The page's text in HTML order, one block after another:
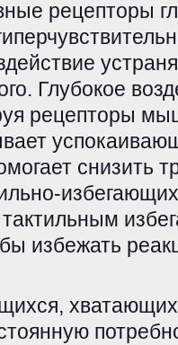
рецепторы
Глубокое
рецепторы
снизить
избежать